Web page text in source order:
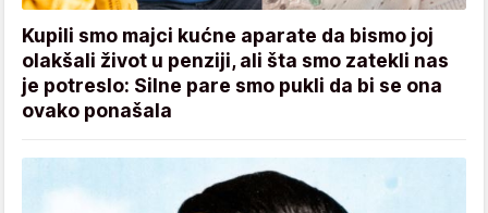
Kupili smo majci kućne aparate da bismo joj
olakšali život u penziji, ali šta smo zatekli nas
je potreslo: Silne pare smo pukli da bi se ona
ovako ponašala